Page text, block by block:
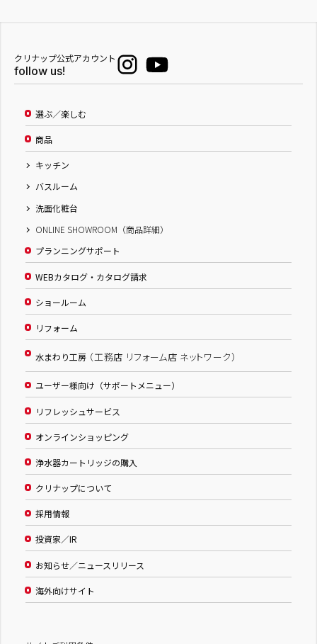
クリナップ公式アカウント
follow us!
選ぶ／楽しむ
商品
キッチン
バスルーム
洗面化粧台
ONLINE SHOWROOM（商品詳細）
プランニングサポート
WEBカタログ・カタログ請求
ショールーム
リフォーム
水まわり工房 （工務店 リフォーム店 ネットワーク）
ユーザー様向け（サポートメニュー）
リフレッシュサービス
オンラインショッピング
浄水器カートリッジの購入
クリナップについて
採用情報
投資家／IR
お知らせ／ニュースリリース
海外向けサイト